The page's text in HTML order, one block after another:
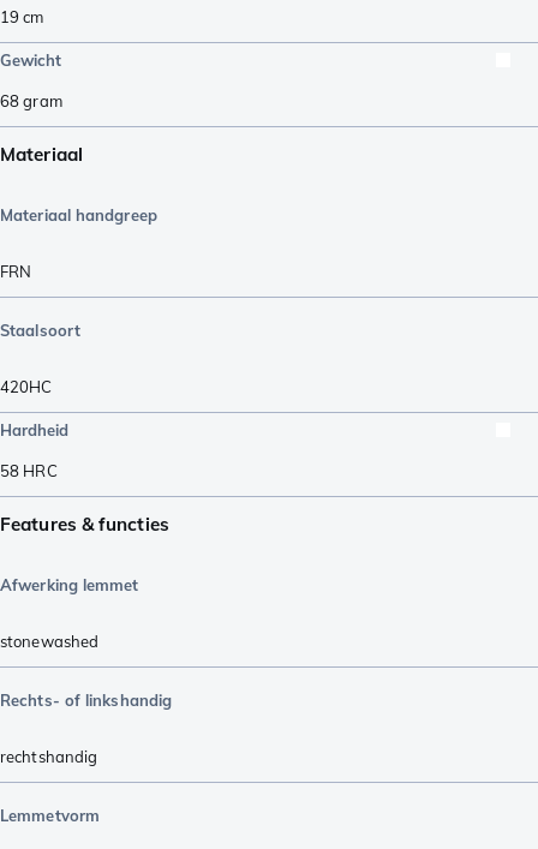
19 cm
Gewicht
68gram
Materiaal
Materiaal handgreep
FRN
Staalsoort
420HC
Hardheid
58 HRC
Features & functies
Afwerking lemmet
stonewashed
Rechts- of linkshandig
rechtshandig
Lemmetvorm